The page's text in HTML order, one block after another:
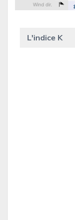
L'indice K